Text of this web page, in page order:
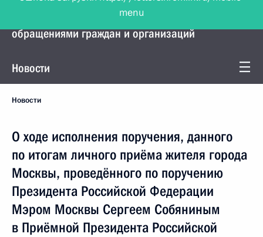
Управление Президента по работе с
обращениями граждан и организаций
Новости
Новости
О ходе исполнения поручения, данного
по итогам личного приёма жителя города
Москвы, проведённого по поручению
Президента Российской Федерации
Мэром Москвы Сергеем Собяниным
в Приёмной Президента Российской
menu